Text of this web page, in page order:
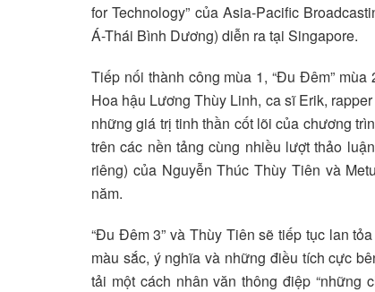
for Technology” của Asia-Pacific
Á-Thái Bình Dương) diễn ra tại Singapore.
Tiếp nối thành công mùa 1, “Đu Đêm”
Hoa hậu Lương Thùy Linh, ca sĩ Erik,
những giá trị tinh thần cốt lõi của chương
trên các nền tảng cùng nhiều lượt thảo
riêng) của Nguyễn Thúc Thùy Tiên và
năm.
“Đu Đêm 3” và Thùy Tiên sẽ tiếp tục lan
màu sắc, ý nghĩa và những điều tích cực
tải một cách nhân văn thông điệp “những